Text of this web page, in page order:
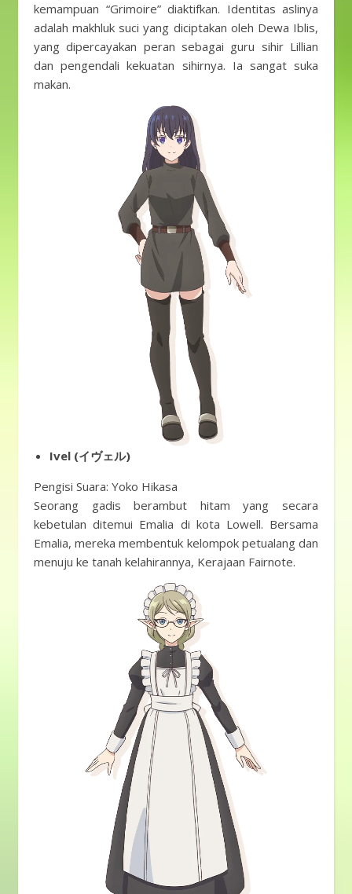
kemampuan “Grimoire” diaktifkan. Identitas aslinya
adalah makhluk suci yang diciptakan oleh Dewa Iblis,
yang dipercayakan peran sebagai guru sihir Lillian
dan pengendali kekuatan sihirnya. Ia sangat suka
makan.
Ivel (イヴェル)
Pengisi Suara: Yoko Hikasa
Seorang gadis berambut hitam yang secara
kebetulan ditemui Emalia di kota Lowell. Bersama
Emalia, mereka membentuk kelompok petualang dan
menuju ke tanah kelahirannya, Kerajaan Fairnote.